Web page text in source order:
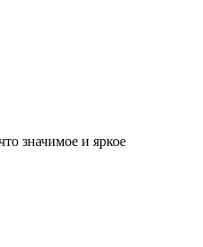
значимое и яркое